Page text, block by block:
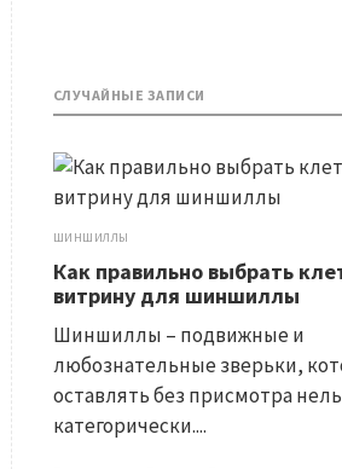
СЛУЧАЙНЫЕ ЗАПИСИ
ШИНШИЛЛЫ
Как правильно выбрать
витрину для шиншиллы
Шиншиллы – подвижные и
любознательные зверьки,
оставлять без присмотра
категорически....